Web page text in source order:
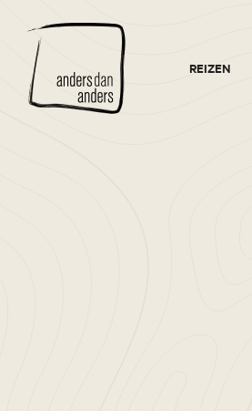
Anders
dan
Anders
REIZEN